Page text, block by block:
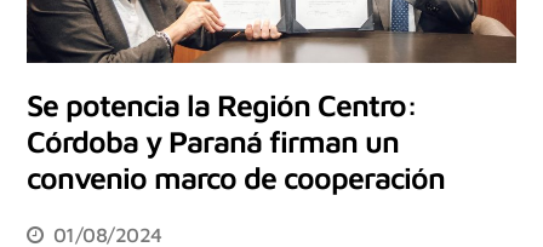
Se potencia la Región Centro:
Córdoba y Paraná firman un
convenio marco de cooperación
01/08/2024